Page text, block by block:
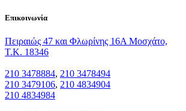
Eπικοινωνία
Πειραιώς 47 και Φλωρίνης 16Α Μοσχάτο,
T.K. 18346
210 3478884, 210 3478494
210 3479106, 210 4834904
210 4834984